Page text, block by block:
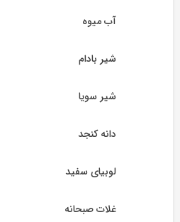
آب میوه
شیر بادام
شیر سویا
دانه کنجد
لوبیای سفید
غلات صبحانه